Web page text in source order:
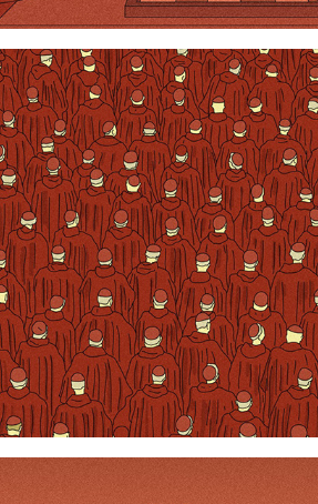
Où est le pape ?